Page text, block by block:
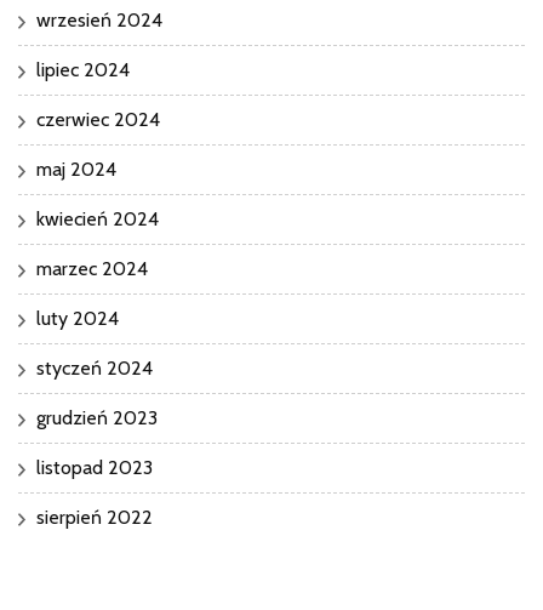
wrzesień 2024
lipiec 2024
czerwiec 2024
maj 2024
kwiecień 2024
marzec 2024
luty 2024
styczeń 2024
grudzień 2023
listopad 2023
sierpień 2022